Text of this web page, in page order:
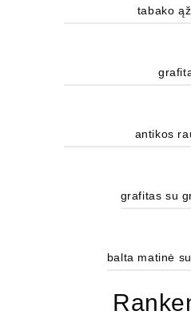
tabako
antikos
grafitas su
balta matinė